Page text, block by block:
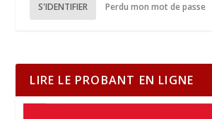
S'IDENTIFIER Perdu mon mot de passe
LIRE LE PROBANT EN LIGNE